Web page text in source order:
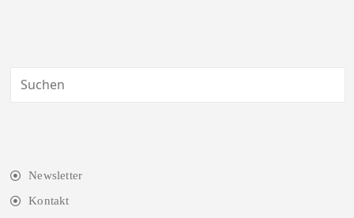
Newsletter
Kontakt